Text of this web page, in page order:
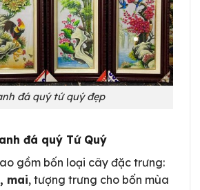
đá quý tứ quý đẹp
đá quý Tứ Quý
gồm bốn loại cây đặc trưng:
mai, tượng trưng cho bốn mùa